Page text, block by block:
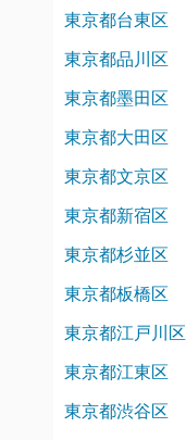
東京都台東区
東京都品川区
東京都墨田区
東京都大田区
東京都文京区
東京都新宿区
東京都杉並区
東京都板橋区
東京都江戸川区
東京都江東区
東京都渋谷区